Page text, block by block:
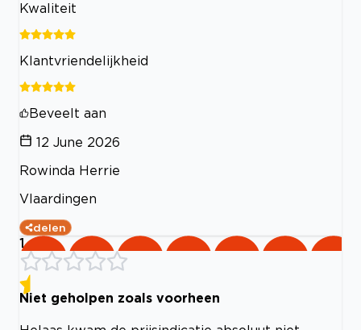
Kwaliteit
Klantvriendelijkheid
Beveelt aan
12 June 2026
Rowinda Herrie
Vlaardingen
delen
1
Niet geholpen zoals voorheen